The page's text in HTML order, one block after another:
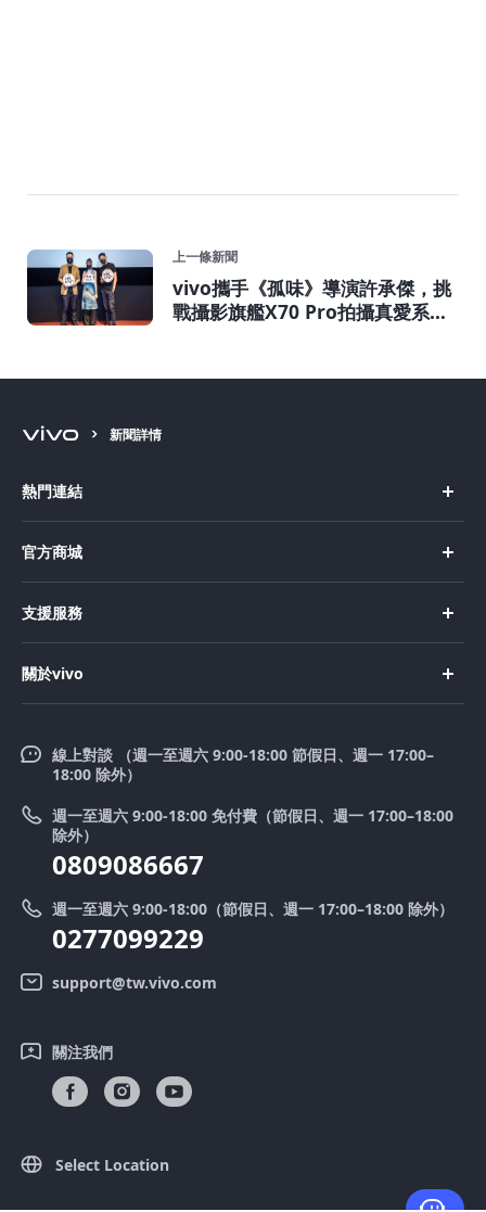
上一條新聞
vivo攜手《孤味》導演許承傑，挑
戰攝影旗艦X70 Pro拍攝真愛系微
新聞詳情
熱門連結
X200 Pro
X200
X200 FE
V50 Lite 5G
V50
官方商城
購買手機
購買配件
支援服務
服務中心
Funtouch OS
零配件價格查詢
送修服務
IMEI 碼驗證
客戶服務隱私權聲明
下載還原 Log 的 LUT
關於vivo
新聞中心
法律聲明
優惠活動
舊機換新機
vivo 隱私權中心
線上對談 （週一至週六 9:00-18:00 節假日、週一 17:00–
18:00 除外）
週一至週六 9:00-18:00 免付費（節假日、週一 17:00–18:00
除外）
0809086667
週一至週六 9:00-18:00（節假日、週一 17:00–18:00 除外）
0277099229
support@tw.vivo.com
關注我們
Select Location